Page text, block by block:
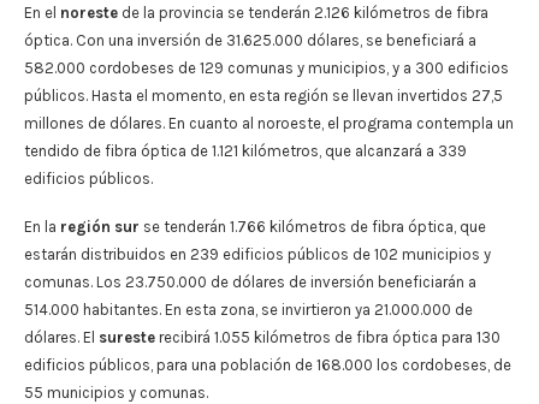
En el noreste de la provincia se tenderán 2.126 kilómetros de fibra
óptica. Con una inversión de 31.625.000 dólares, se beneficiará a
582.000 cordobeses de 129 comunas y municipios, y a 300 edificios
públicos. Hasta el momento, en esta región se llevan invertidos 27,5
millones de dólares. En cuanto al noroeste, el programa contempla un
tendido de fibra óptica de 1.121 kilómetros, que alcanzará a 339
edificios públicos.
En la región sur se tenderán 1.766 kilómetros de fibra óptica, que
estarán distribuidos en 239 edificios públicos de 102 municipios y
comunas. Los 23.750.000 de dólares de inversión beneficiarán a
514.000 habitantes. En esta zona, se invirtieron ya 21.000.000 de
dólares. El sureste recibirá 1.055 kilómetros de fibra óptica para 130
edificios públicos, para una población de 168.000 los cordobeses, de
55 municipios y comunas.